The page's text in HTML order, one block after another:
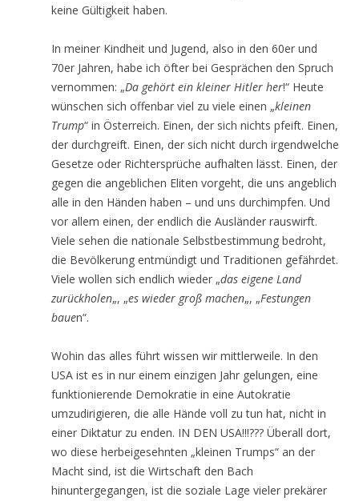
keine Gültigkeit haben.
In meiner Kindheit und Jugend, also in den 60er und
70er Jahren, habe ich öfter bei Gesprächen den Spruch
vernommen: „Da gehört ein kleiner Hitler her!“ Heute
wünschen sich offenbar viel zu viele einen „kleinen
Trump“ in Österreich. Einen, der sich nichts pfeift. Einen,
der durchgreift. Einen, der sich nicht durch irgendwelche
Gesetze oder Richtersprüche aufhalten lässt. Einen, der
gegen die angeblichen Eliten vorgeht, die uns angeblich
alle in den Händen haben – und uns durchimpfen. Und
vor allem einen, der endlich die Ausländer rauswirft.
Viele sehen die nationale Selbstbestimmung bedroht,
die Bevölkerung entmündigt und Traditionen gefährdet.
Viele wollen sich endlich wieder „das eigene Land
zurückholen„, „es wieder groß machen„, „Festungen
bauen“.
Wohin das alles führt wissen wir mittlerweile. In den
USA ist es in nur einem einzigen Jahr gelungen, eine
funktionierende Demokratie in eine Autokratie
umzudirigieren, die alle Hände voll zu tun hat, nicht in
einer Diktatur zu enden. IN DEN USA!!!??? Überall dort,
wo diese herbeigesehnten „kleinen Trumps“ an der
Macht sind, ist die Wirtschaft den Bach
hinuntergegangen, ist die soziale Lage vieler prekärer